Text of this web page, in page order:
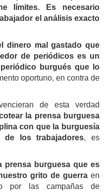
límites. Es necesario
el análisis exacto
dinero mal gastado que
de periódicos es un
burgués que lo
oportuno, en contra de
de esta verdad
la prensa burguesa
con que la burguesía
de los trabajadores, es
prensa burguesa que es
grito de guerra en
por las campañas de